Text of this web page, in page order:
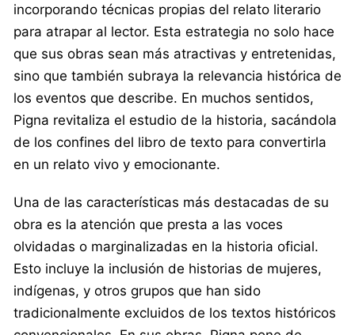
incorporando técnicas propias del relato literario
para atrapar al lector. Esta estrategia no solo hace
que sus obras sean más atractivas y entretenidas,
sino que también subraya la relevancia histórica de
los eventos que describe. En muchos sentidos,
Pigna revitaliza el estudio de la historia, sacándola
de los confines del libro de texto para convertirla
en un relato vivo y emocionante.
Una de las características más destacadas de su
obra es la atención que presta a las voces
olvidadas o marginalizadas en la historia oficial.
Esto incluye la inclusión de historias de mujeres,
indígenas, y otros grupos que han sido
tradicionalmente excluidos de los textos históricos